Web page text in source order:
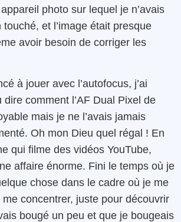
photo sur lequel je n’avais
et l’image était presque
avoir besoin de corriger les
à jouer avec l’autofocus, j’ai
comment l’AF Dual Pixel de
mais je ne l’avais jamais
Oh mon Dieu quel régal ! En
qui filme des vidéos YouTube,
affaire énorme. Fini le temps où je
chose dans le cadre où je me
concentrer, juste pour découvrir
bougé un peu et que je bougeais